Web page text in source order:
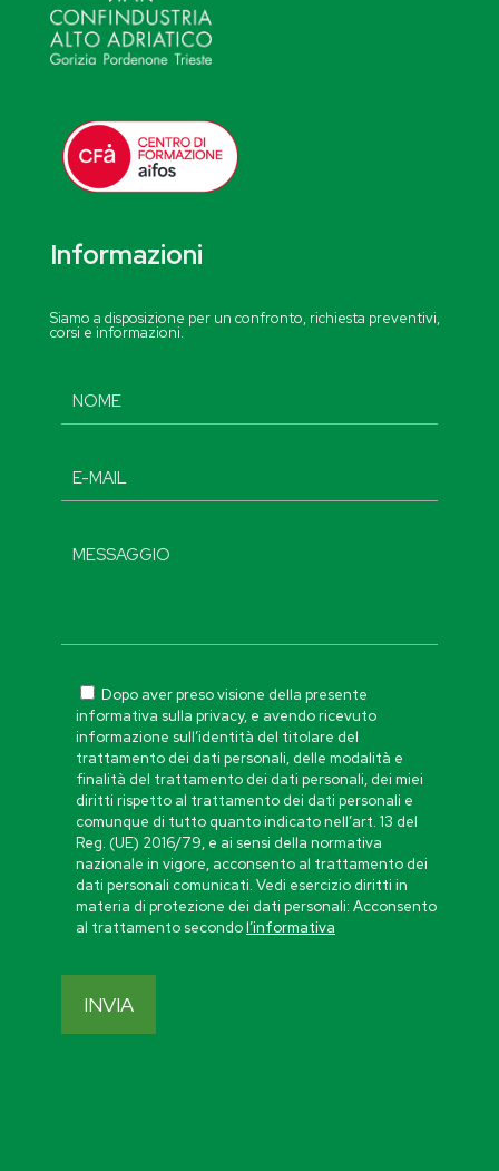
Informazioni
Siamo a disposizione per un confronto, richiesta preventivi,
corsi e informazioni.
Dopo aver preso visione della presente
informativa sulla privacy, e avendo ricevuto
informazione sull’identità del titolare del
trattamento dei dati personali, delle modalità e
finalità del trattamento dei dati personali, dei miei
diritti rispetto al trattamento dei dati personali e
comunque di tutto quanto indicato nell’art. 13 del
Reg. (UE) 2016/79, e ai sensi della normativa
nazionale in vigore, acconsento al trattamento dei
dati personali comunicati. Vedi esercizio diritti in
materia di protezione dei dati personali: Acconsento
al trattamento secondol’informativa